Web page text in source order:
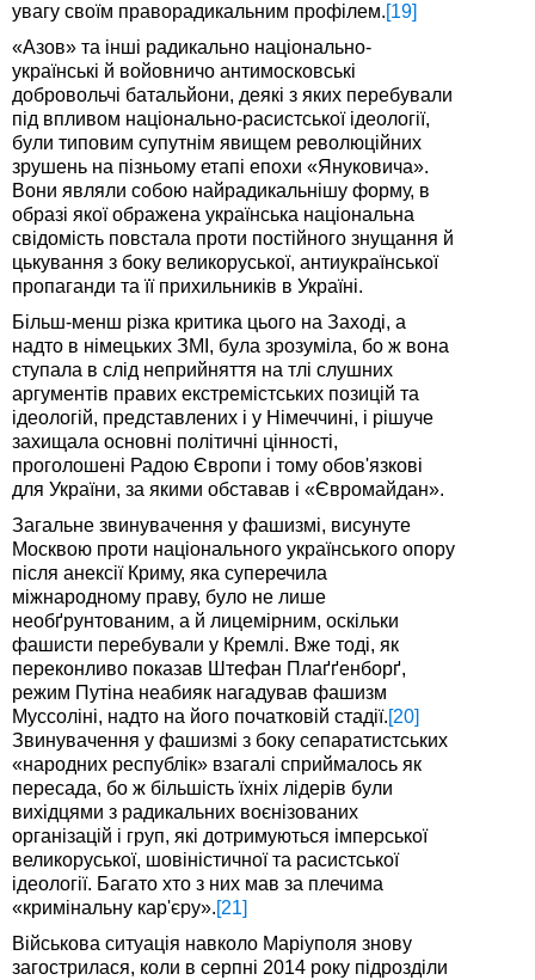
увагу своїм праворадикальним профілем.[19]
«Азов» та інші радикально національно-
українські й войовничо антимосковські
добровольчі батальйони, деякі з яких перебували
під впливом національно-расистської ідеології,
були типовим супутнім явищем революційних
зрушень на пізньому етапі епохи «Януковича».
Вони являли собою найрадикальнішу форму, в
образі якої ображена українська національна
свідомість повстала проти постійного знущання й
цькування з боку великоруської, антиукраїнської
пропаганди та її прихильників в Україні.
Більш-менш різка критика цього на Заході, а
надто в німецьких ЗМІ, була зрозуміла, бо ж вона
ступала в слід неприйняття на тлі слушних
аргументів правих екстремістських позицій та
ідеологій, представлених і у Німеччині, і рішуче
захищала основні політичні цінності,
проголошені Радою Європи і тому обов'язкові
для України, за якими обставав і «Євромайдан».
Загальне звинувачення у фашизмі, висунуте
Москвою проти національного українського опору
після анексії Криму, яка суперечила
міжнародному праву, було не лише
необґрунтованим, а й лицемірним, оскільки
фашисти перебували у Кремлі. Вже тоді, як
переконливо показав Штефан Плаґґенборґ,
режим Путіна неабияк нагадував фашизм
Муссоліні, надто на його початковій стадії.[20]
Звинувачення у фашизмі з боку сепаратистських
«народних республік» взагалі сприймалось як
пересада, бо ж більшість їхніх лідерів були
вихідцями з радикальних воєнізованих
організацій і груп, які дотримуються імперської
великоруської, шовіністичної та расистської
ідеології. Багато хто з них мав за плечима
«кримінальну кар'єру».[21]
Військова ситуація навколо Маріуполя знову
загострилася, коли в серпні 2014 року підрозділи